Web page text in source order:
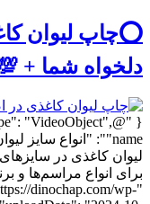
⭕️چاپ لیوان
دلخواه شما +
"VideoObject",
لیوان کاغذی در
برای انواع مراسم‌ها و
dinochap.com/wp-